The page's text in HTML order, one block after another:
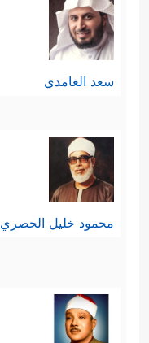
سعد الغامدي
محمود خليل الحصري